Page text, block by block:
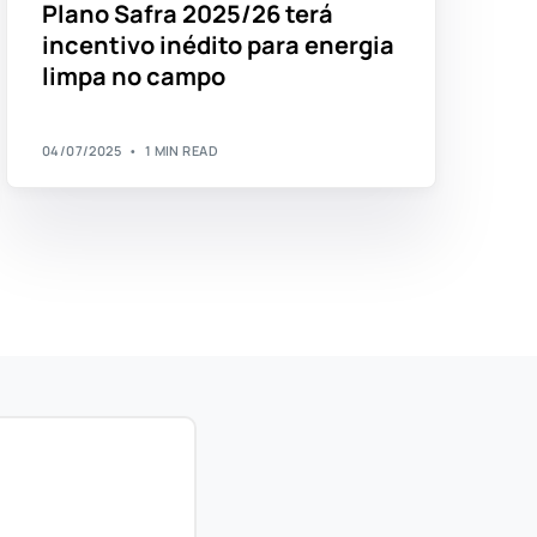
Plano Safra 2025/26 terá
incentivo inédito para energia
limpa no campo
04/07/2025 1 MIN READ